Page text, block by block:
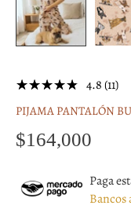
4.8 (11)
PIJAMA PANTALÓN
$164,000
Paga
Bancos